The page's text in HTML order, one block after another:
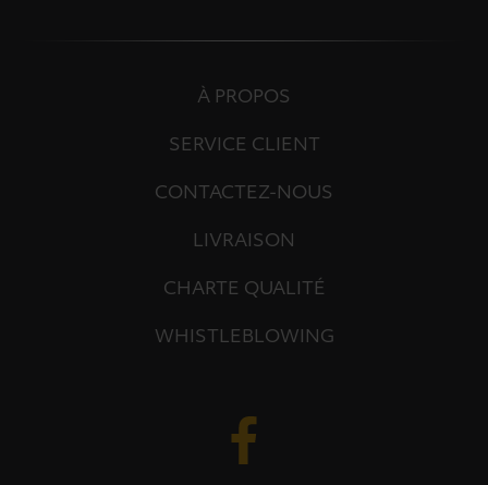
À PROPOS
SERVICE CLIENT
CONTACTEZ-NOUS
LIVRAISON
CHARTE QUALITÉ
WHISTLEBLOWING